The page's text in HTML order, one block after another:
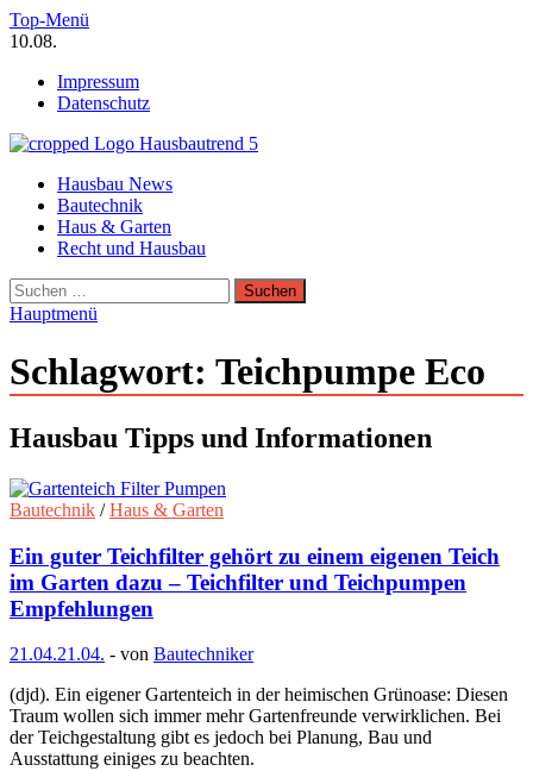
Zum
Inhalt
Top-Menü
10.08.
Impressum
Datenschutz
Hausbautrend Hausbau Trends
Hausbau, Modernisierung, Energietechnik, Haustechnik
Hausbau News
Bautechnik
Haus & Garten
Recht und Hausbau
Suchen
nach:
Hauptmenü
Schlagwort: Teichpumpe Eco
Hausbau Tipps und Informationen
Bautechnik /Haus & Garten
Ein guter Teichfilter gehört zu einem eigenen Teich
im Garten dazu – Teichfilter und Teichpumpen
Empfehlungen
21.04.21.04. - von Bautechniker
(djd). Ein eigener Gartenteich in der heimischen Grünoase: Diesen
Traum wollen sich immer mehr Gartenfreunde verwirklichen. Bei
der Teichgestaltung gibt es jedoch bei Planung, Bau und
Ausstattung einiges zu beachten.